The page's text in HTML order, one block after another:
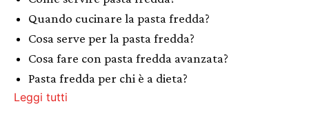
Quando cucinare la pasta fredda?
Cosa serve per la pasta fredda?
Cosa fare con pasta fredda avanzata?
Pasta fredda per chi è a dieta?
Leggi tutti